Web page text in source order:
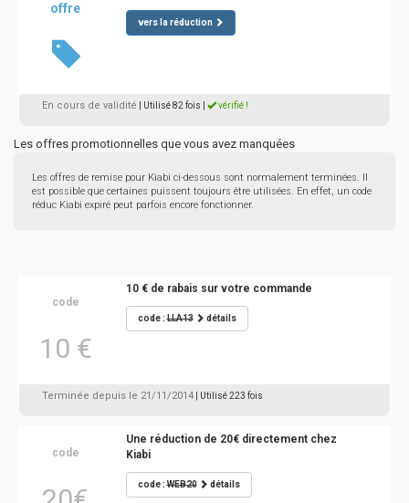
offre
vers la réduction
En cours de validité | Utilisé 82 fois vérifié !
Les offres promotionnelles que vous avez manquées
Les offres de remise pour Kiabi ci-dessous sont normalement terminées. Il
est possible que certaines puissent toujours être utilisées. En effet, un code
réduc Kiabi expiré peut parfois encore fonctionner.
code
10 €
10 € de rabais sur votre commande
code :LLA13 détails
Terminée depuis le 21/11/2014 | Utilisé 223 fois
code
Une réduction de 20€ directement chez
Kiabi
code :WEB20 détails